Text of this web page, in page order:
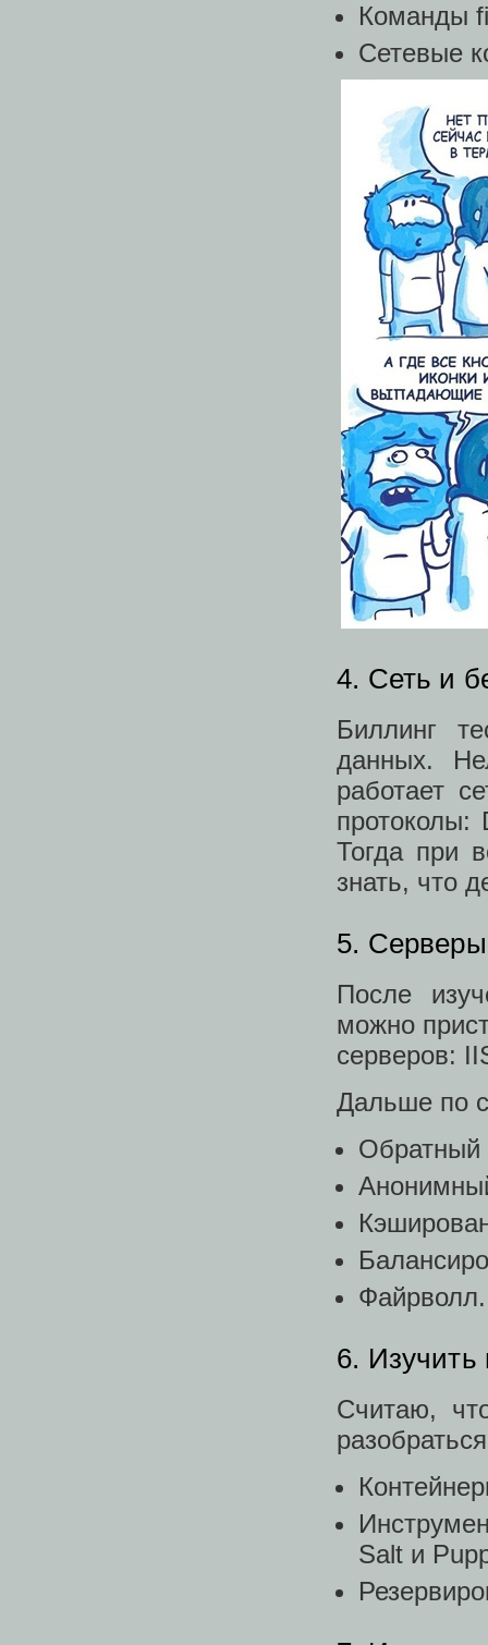
Команды
Сетевые
4. Сеть и
Биллинг
данных.
работает
Тогда при
знать, что
5. Серверы
После
можно
серверов:
Дальше по
Обратный
Файрволл.
6. Изучить
Считаю,
Salt и